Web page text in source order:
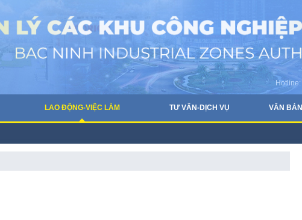
Hotline:
LAO ĐỘNG-VIỆC LÀM TƯ VẤN-DỊCH VỤ VĂN BẢN